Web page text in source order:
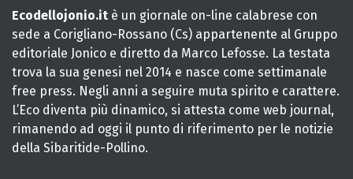
Ecodellojonio.it è un giornale on-line calabrese con
sede a Corigliano-Rossano (Cs) appartenente al Gruppo
editoriale Jonico e diretto da Marco Lefosse. La testata
trova la sua genesi nel 2014 e nasce come settimanale
free press. Negli anni a seguire muta spirito e carattere.
L’Eco diventa più dinamico, si attesta come web journal,
rimanendo ad oggi il punto di riferimento per le notizie
della Sibaritide-Pollino.